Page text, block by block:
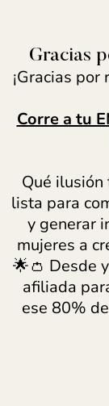
Gracias
¡Gracias
Corre a tu
Qué
lista para
y generar
mujeres a
🌟👛 Desde
afiliada
ese 80%